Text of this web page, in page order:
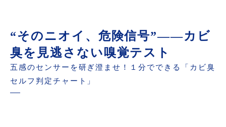
“そのニオイ、危険信号”——カビ
臭を見逃さない嗅覚テスト
五感のセンサーを研ぎ澄ませ！１分でできる「カビ臭
セルフ判定チャート」